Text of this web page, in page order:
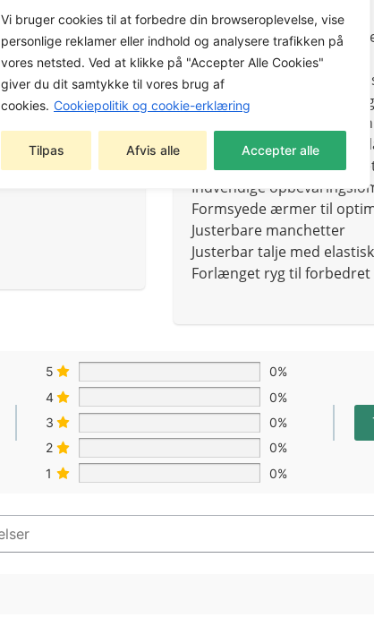
Vi bruger cookies til at forbedre din browseroplevelse, vise
personlige reklamer eller indhold og analysere trafikken på
vores netsted. Ved at klikke på "Accepter Alle Cookies"
giver du dit samtykke til vores brug af
cookies. Cookiepolitik og cookie-erklæring
Tilpas Afvis alle Accepter alle
Softshell-materiale med
Ingen skuldersømme
Justerbar hætte med
YKK®-lynlås foran med
Brystlomme med YKK®-
Stiklommer med YKK®-
To stiklommer med
Indvendige
Formsyede ærmer til
Justerbare manchetter
Justerbar talje med
Forlænget ryg til
5
0%
4
0%
3
0%
2
0%
1
0%